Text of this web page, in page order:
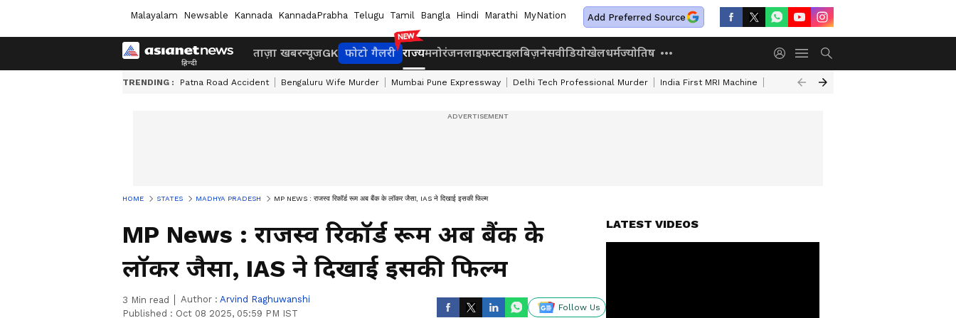
Malayalam Newsable Kannada KannadaPrabha Telugu Tamil Bangla Hindi Marathi MyNation Add Preferred Source
ताज़ा खबरन्यूजGK फोटो गैलरी राज्यमनोरंजनलाइफस्टाइलबिज़नेसवीडियोखेलधर्मज्योतिष
TRENDING : Patna Road Accident Bengaluru Wife Murder Mumbai Pune Expressway Delhi Tech Professional Murder India First MRI Machine Independence Day Speech In Hindi
HOME STATES MADHYA PRADESH MP NEWS : राजस्व रिकॉर्ड रूम अब बैंक के लॉकर जैसा, IAS ने दिखाई इसकी फिल्म
MP News : राजस्व रिकॉर्ड रूम अब बैंक के
लॉकर जैसा, IAS ने दिखाई इसकी फिल्म
3 Min read Author : Arvind Raghuwanshi
Published : Oct 08 2025, 05:59 PM IST
Follow Us
LATEST VIDEOS